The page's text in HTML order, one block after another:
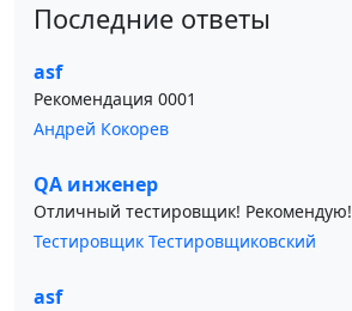
Последние ответы
asf
Рекомендация 0001
Андрей Кокорев
QA инженер
Отличный тестировщик! Рекомендую!
Тестировщик Тестировщиковский
asf